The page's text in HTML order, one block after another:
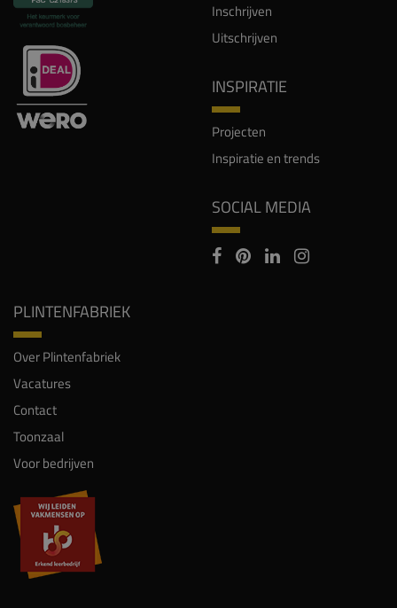
Inschrijven
Uitschrijven
INSPIRATIE
Projecten
Inspiratie en trends
SOCIAL MEDIA
PLINTENFABRIEK
Over Plintenfabriek
Vacatures
Contact
Toonzaal
Voor bedrijven